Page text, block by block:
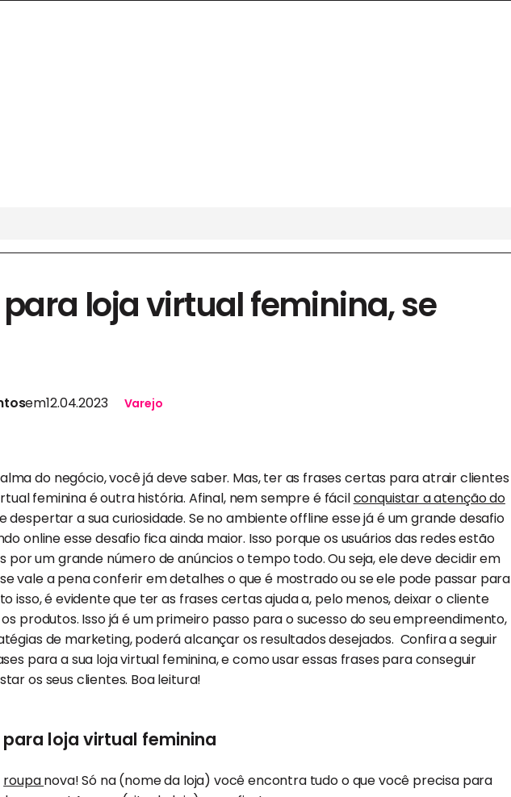
para loja virtual feminina, se
em12.04.2023 Varejo
do negócio, você já deve saber. Mas, ter as frases certas para atrair clientes
feminina é outra história. Afinal, nem sempre é fácilconquistar a atenção do
a sua curiosidade. Se no ambiente offline esse já é um grande desafio
online esse desafio fica ainda maior. Isso porque os usuários das redes estão
por um grande número de anúncios o tempo todo. Ou seja, ele deve decidir em
vale a pena conferir em detalhes o que é mostrado ou se ele pode passar para
isso, é evidente que ter as frases certas ajuda a, pelo menos, deixar o cliente
produtos. Isso já é um primeiro passo para o sucesso do seu empreendimento,
de marketing, poderá alcançar os resultados desejados. Confira a seguir
para a sua loja virtual feminina, e como usar essas frases para conseguir
os seus clientes. Boa leitura!
loja virtual feminina
roupanova! Só na (nome da loja) você encontra tudo o que você precisa para